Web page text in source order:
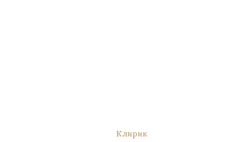
Клирик